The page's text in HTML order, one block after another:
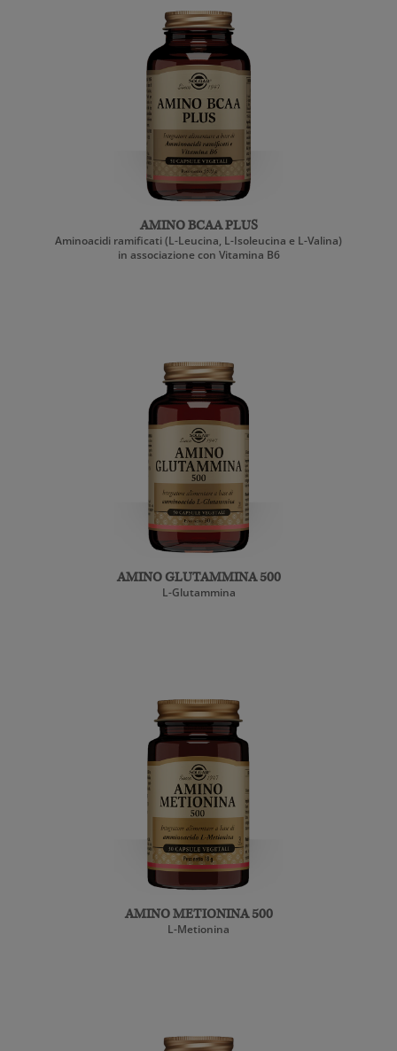
AMINO BCAA PLUS
Aminoacidi ramificati (L-Leucina, L-Isoleucina e L-Valina)
in associazione con Vitamina B6
AMINO GLUTAMMINA 500
L-Glutammina
AMINO METIONINA 500
L-Metionina